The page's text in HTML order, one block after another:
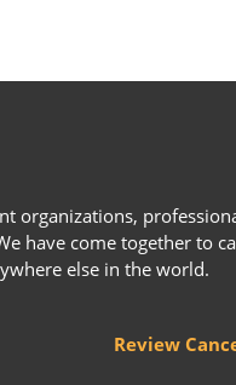
organizations,
have come together to
else in the world.
Review